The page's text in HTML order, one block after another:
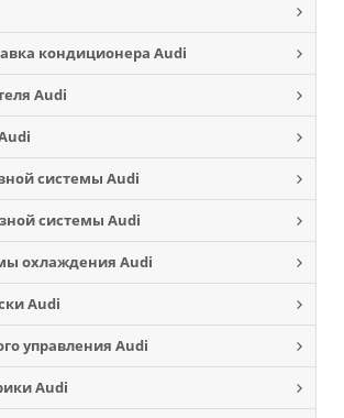
кондиционера Audi
Audi
системы Audi
системы Audi
охлаждения Audi
Audi
управления Audi
Audi